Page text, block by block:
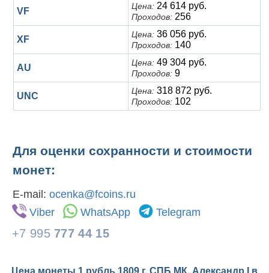
VF Цена: 24 614 руб.
Проходов: 256
XF Цена: 36 056 руб.
Проходов: 140
AU Цена: 49 304 руб.
Проходов: 9
UNC Цена: 318 872 руб.
Проходов: 102
Для оценки сохранности и стоимости
монет:
E-mail: ocenka@fcoins.ru
Viber
WhatsApp Telegram
+7 995 777 44 15
Цена монеты 1 рубль 1809 г. СПБ МК. Александр I в